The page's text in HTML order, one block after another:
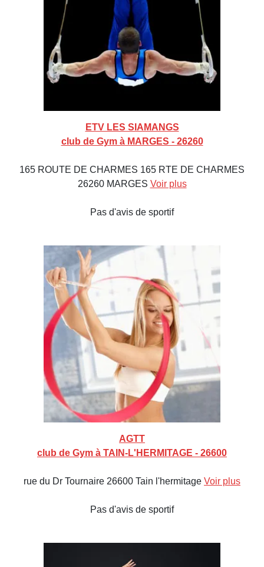
ETV LES SIAMANGS
club de Gym à MARGES - 26260
165 ROUTE DE CHARMES 165 RTE DE CHARMES
26260 MARGES Voir plus
Pas d'avis de sportif
AGTT
club de Gym à TAIN-L'HERMITAGE - 26600
rue du Dr Tournaire 26600 Tain l'hermitage Voir plus
Pas d'avis de sportif